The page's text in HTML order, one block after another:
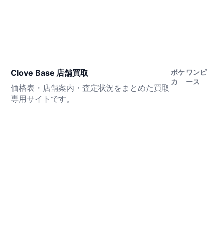
Clove Base 店舗買取
価格表・店舗案内・査定状況をまとめた買取
専用サイトです。
ポケ
カ
ワンピ
ース